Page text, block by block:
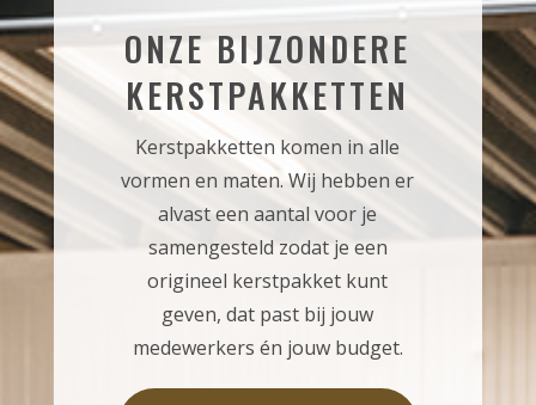
ONZE BIJZONDERE
KERSTPAKKETTEN
Kerstpakketten komen in alle
vormen en maten. Wij hebben er
alvast een aantal voor je
samengesteld zodat je een
origineel kerstpakket kunt
geven, dat past bij jouw
medewerkers én jouw budget.